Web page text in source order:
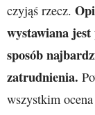
czyjąś rzecz.
wystawiana
sposób
zatrudnienia.
wszystkim